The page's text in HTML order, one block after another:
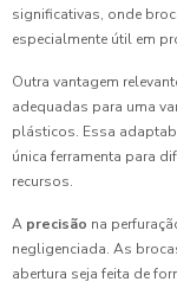
significativas, onde
especialmente útil em
Outra vantagem
adequadas para uma
plásticos. Essa
única ferramenta para
recursos.
A precisão na
negligenciada. As
abertura seja feita de